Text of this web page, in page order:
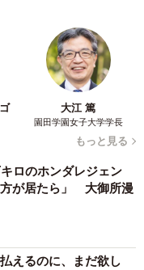
大江 篤
園田学園女子大学学長
もっと見る
ロのホンダレジェン
が居たら」 大御所漫
えるのに、まだ欲し